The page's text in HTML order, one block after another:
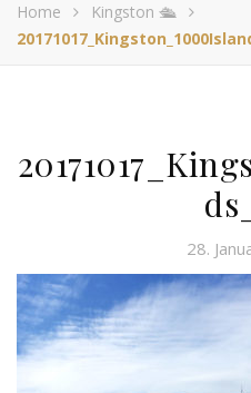
Home
Kingston 🛳
28.